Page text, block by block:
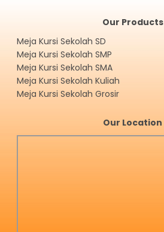
Our Products
Meja Kursi Sekolah SD
Meja Kursi Sekolah SMP
Meja Kursi Sekolah SMA
Meja Kursi Sekolah Kuliah
Meja Kursi Sekolah Grosir
Our Location